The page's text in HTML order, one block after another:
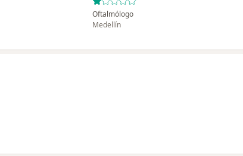
Oftalmólogo
Medellín